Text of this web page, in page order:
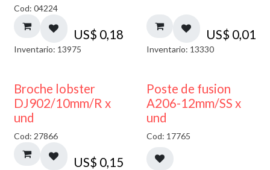
Cod: 04224
US$ 0,18
Inventario: 13975
US$ 0,01
Inventario: 13330
Broche lobster
DJ902/10mm/R x
und
Cod: 27866
US$ 0,15
Poste de fusion
A206-12mm/SS x
und
Cod: 17765